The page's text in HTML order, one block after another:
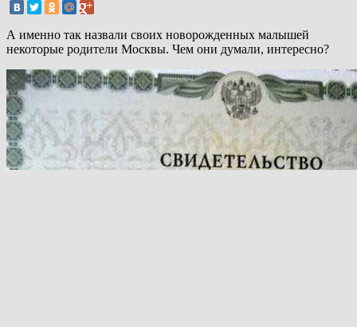
А именно так назвали своих новорожденных малышей
некоторые родители Москвы. Чем они думали, интересно?